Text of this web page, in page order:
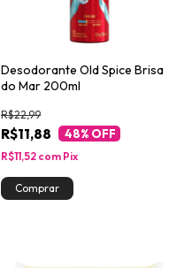
Desodorante Old Spice Brisa
do Mar 200ml
R$11,88
R$22,99
48% OFF
R$11,52 com Pix